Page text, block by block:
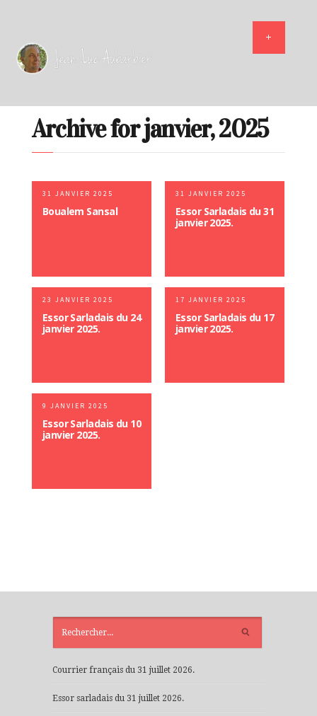
Archive for janvier, 2025
31 JANVIER 2025
Boualem Sansal
31 JANVIER 2025
Essor Sarladais du 31
janvier 2025.
23 JANVIER 2025
Essor Sarladais du 24
janvier 2025.
17 JANVIER 2025
Essor Sarladais du 17
janvier 2025.
9 JANVIER 2025
Essor Sarladais du 10
janvier 2025.
Courrier français du 31 juillet 2026.
Essor sarladais du 31 juillet 2026.